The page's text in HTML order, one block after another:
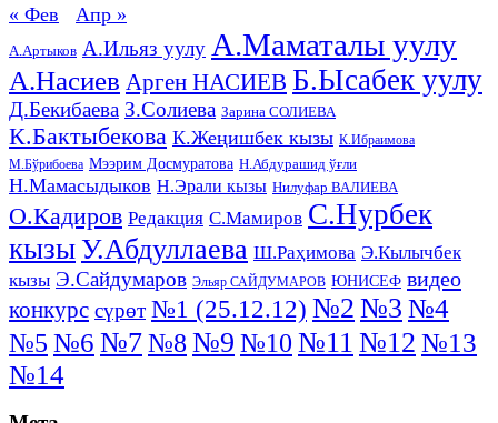
« Фев Апр »
А.Артыков А.Ильяз уулу А.Маматалы уулу
А.Насиев Арген НАСИЕВ Б.Ысабек уулу
Д.Бекибаева З.Солиева Зарина СОЛИЕВА
К.Бактыбекова К.Жеңишбек кызы К.Ибраимова
М.Бўрибоева Мээрим Досмуратова Н.Абдурашид ўғли
Н.Мамасыдыков Н.Эрали кызы Нилуфар ВАЛИЕВА
О.Кадиров Редакция С.Мамиров С.Нурбек
кызыУ.Абдуллаева Ш.Раҳимова Э.Кылычбек
кызы Э.Сайдумаров Эльяр САЙДУМАРОВ ЮНИСЕФ видео
конкурс сүрөт №1 (25.12.12) №2 №3 №4
№5 №6 №7№8 №9 №10 №11 №12 №13
№14